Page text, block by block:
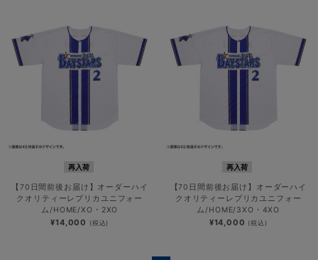
再入荷
【70日間前後お届け】オーダーハイ
クオリティーレプリカユニフォー
ム/HOME/XO・2XO
¥14,000 (税込)
再入荷
【70日間前後お届け】オーダーハイ
クオリティーレプリカユニフォー
ム/HOME/3XO・4XO
¥14,000 (税込)